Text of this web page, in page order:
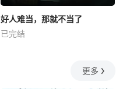
好人难当，那就不当了
已完结
更多